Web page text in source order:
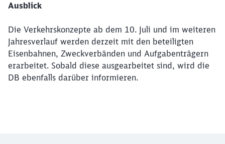
Ausblick
Die Verkehrskonzepte ab dem 10. Juli und im weiteren
Jahresverlauf werden derzeit mit den beteiligten
Eisenbahnen, Zweckverbänden und Aufgabenträgern
erarbeitet. Sobald diese ausgearbeitet sind, wird die
DB ebenfalls darüber informieren.